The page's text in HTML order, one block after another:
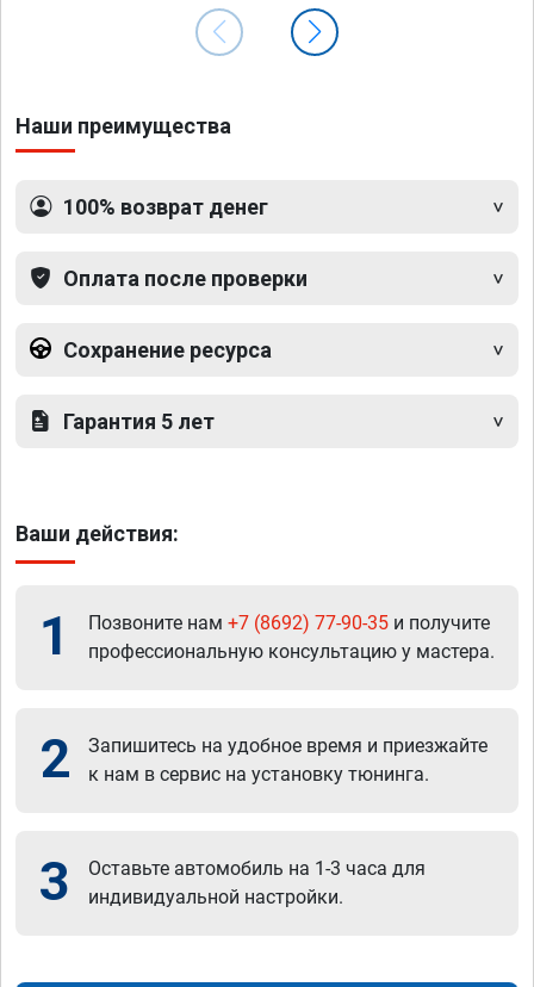
Наши преимущества
100% возврат денег
Оплата после проверки
Сохранение ресурса
Гарантия 5 лет
Ваши действия:
1 Позвоните нам +7 (8692) 77-90-35 и получите
профессиональную консультацию у мастера.
2
Запишитесь на удобное время и приезжайте
к нам в сервис на установку тюнинга.
3
Оставьте автомобиль на 1-3 часа для
индивидуальной настройки.